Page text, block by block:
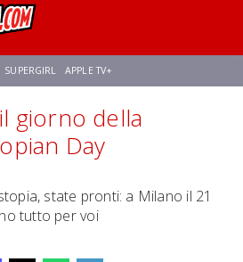
SUPERGIRL APPLE TV+
AVENGERS: DOOMSDAY
giorno della
Day
state pronti: a Milano il 21
tutto per voi